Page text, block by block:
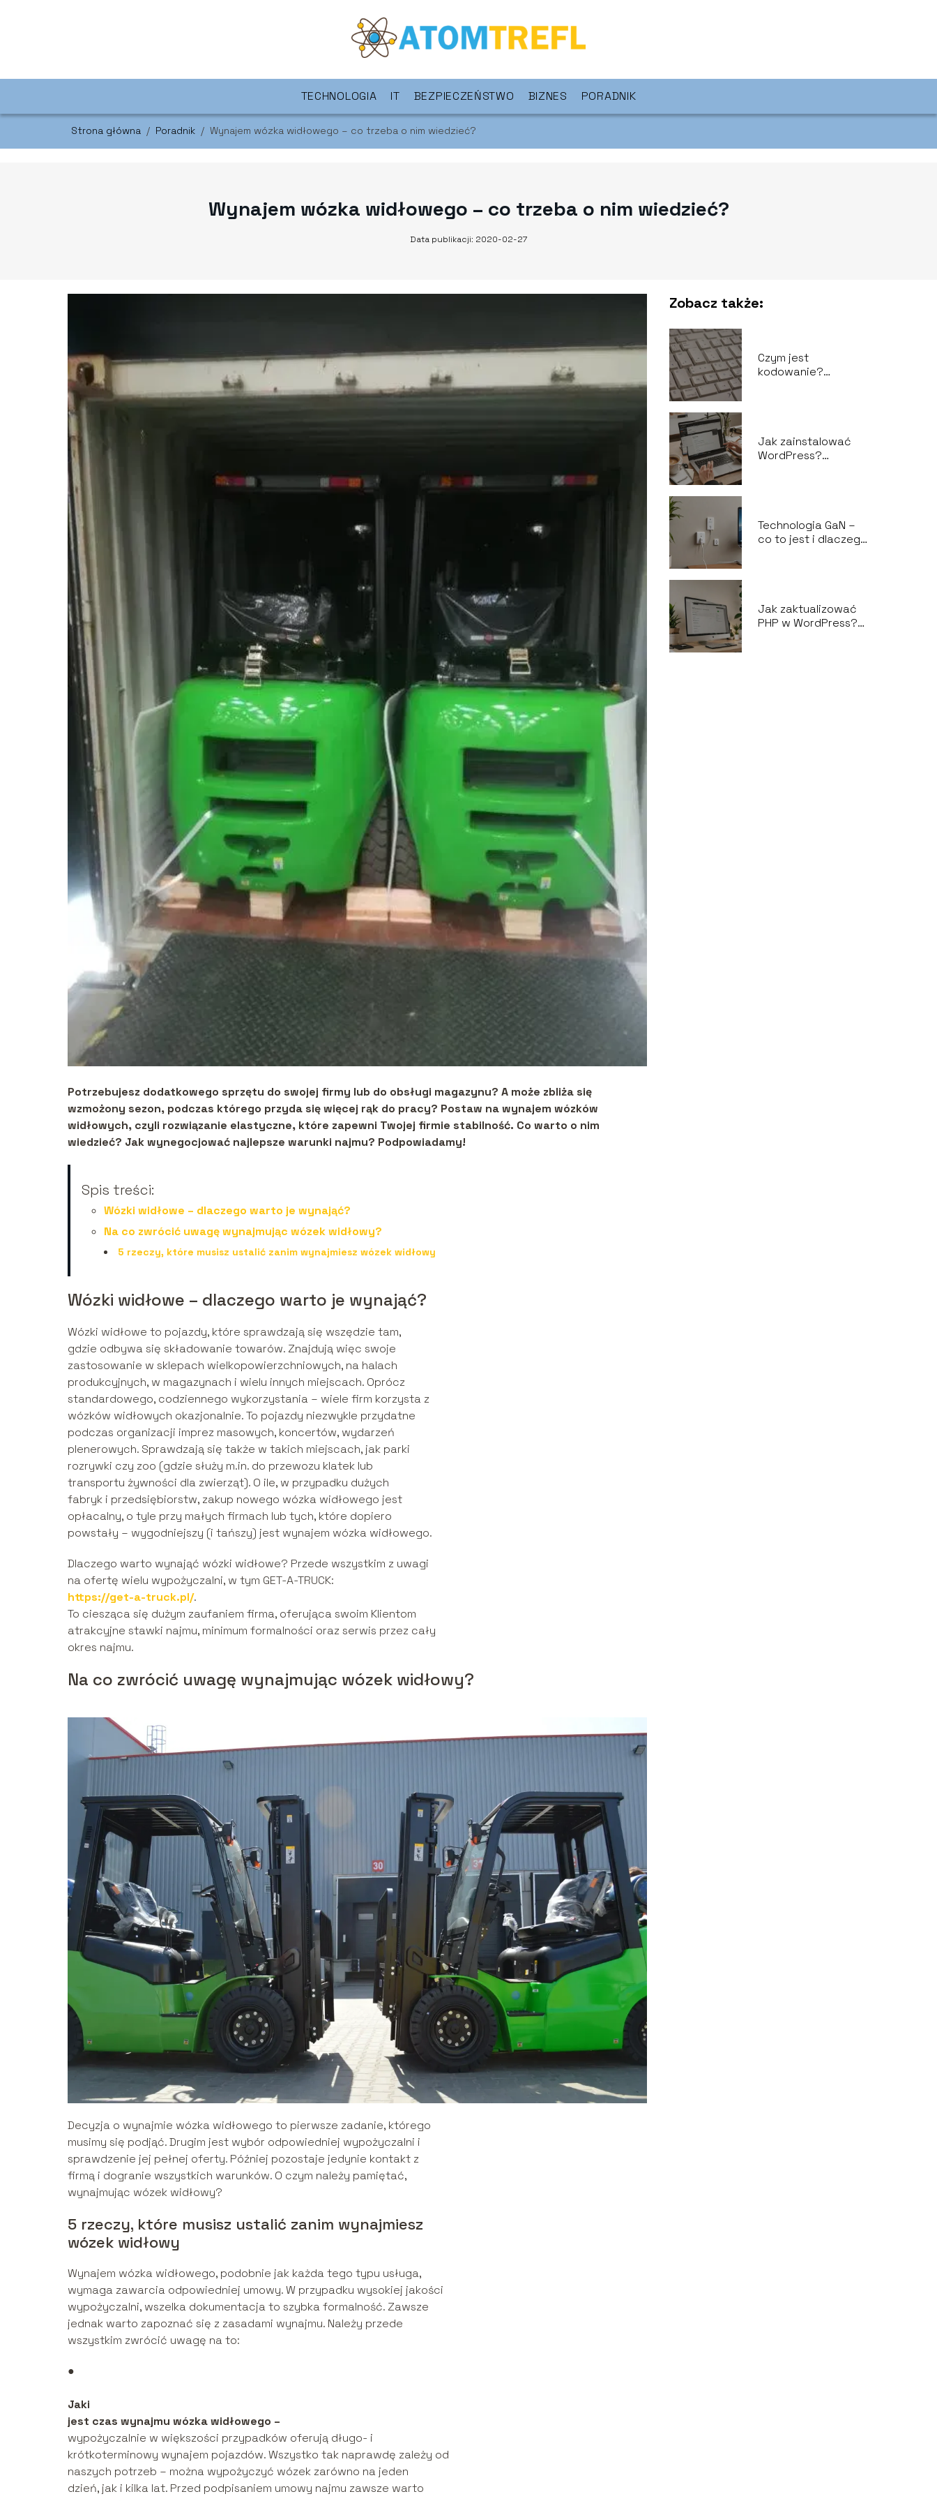
TECHNOLOGIA IT BEZPIECZEŃSTWO BIZNES PORADNIK
Strona główna / Poradnik / Wynajem wózka widłowego – co trzeba o nim wiedzieć?
Wynajem wózka widłowego – co trzeba o nim wiedzieć?
Data publikacji: 2020-02-27
Potrzebujesz dodatkowego sprzętu do swojej firmy lub do obsługi magazynu? A może zbliża się
wzmożony sezon, podczas którego przyda się więcej rąk do pracy? Postaw na wynajem wózków
widłowych, czyli rozwiązanie elastyczne, które zapewni Twojej firmie stabilność. Co warto o nim
wiedzieć? Jak wynegocjować najlepsze warunki najmu? Podpowiadamy!
Spis treści:
Wózki widłowe – dlaczego warto je wynająć?
Na co zwrócić uwagę wynajmując wózek widłowy?
5 rzeczy, które musisz ustalić zanim wynajmiesz wózek widłowy
Wózki widłowe – dlaczego warto je wynająć?
Wózki widłowe to pojazdy, które sprawdzają się wszędzie tam,
gdzie odbywa się składowanie towarów. Znajdują więc swoje
zastosowanie w sklepach wielkopowierzchniowych, na halach
produkcyjnych, w magazynach i wielu innych miejscach. Oprócz
standardowego, codziennego wykorzystania – wiele firm korzysta z
wózków widłowych okazjonalnie. To pojazdy niezwykle przydatne
podczas organizacji imprez masowych, koncertów, wydarzeń
plenerowych. Sprawdzają się także w takich miejscach, jak parki
rozrywki czy zoo (gdzie służy m.in. do przewozu klatek lub
transportu żywności dla zwierząt). O ile, w przypadku dużych
fabryk i przedsiębiorstw, zakup nowego wózka widłowego jest
opłacalny, o tyle przy małych firmach lub tych, które dopiero
powstały – wygodniejszy (i tańszy) jest wynajem wózka widłowego.
Dlaczego warto wynająć wózki widłowe? Przede wszystkim z uwagi
na ofertę wielu wypożyczalni, w tym GET-A-TRUCK:
https://get-a-truck.pl/.
To ciesząca się dużym zaufaniem firma, oferująca swoim Klientom
atrakcyjne stawki najmu, minimum formalności oraz serwis przez cały
okres najmu.
Na co zwrócić uwagę wynajmując wózek widłowy?
Decyzja o wynajmie wózka widłowego to pierwsze zadanie, którego
musimy się podjąć. Drugim jest wybór odpowiedniej wypożyczalni i
sprawdzenie jej pełnej oferty. Później pozostaje jedynie kontakt z
firmą i dogranie wszystkich warunków. O czym należy pamiętać,
wynajmując wózek widłowy?
5 rzeczy, które musisz ustalić zanim wynajmiesz
wózek widłowy
Wynajem wózka widłowego, podobnie jak każda tego typu usługa,
wymaga zawarcia odpowiedniej umowy. W przypadku wysokiej jakości
wypożyczalni, wszelka dokumentacja to szybka formalność. Zawsze
jednak warto zapoznać się z zasadami wynajmu. Należy przede
wszystkim zwrócić uwagę na to:
●
Jaki
jest czas wynajmu wózka widłowego –
wypożyczalnie w większości przypadków oferują długo- i
krótkoterminowy wynajem pojazdów. Wszystko tak naprawdę zależy od
naszych potrzeb – można wypożyczyć wózek zarówno na jeden
dzień, jak i kilka lat. Przed podpisaniem umowy najmu zawsze warto
Zobacz także:
Czym jest
kodowanie?
Jak zainstalować
WordPress?
Technologia GaN –
co to jest i dlaczego
Jak zaktualizować
PHP w WordPress?